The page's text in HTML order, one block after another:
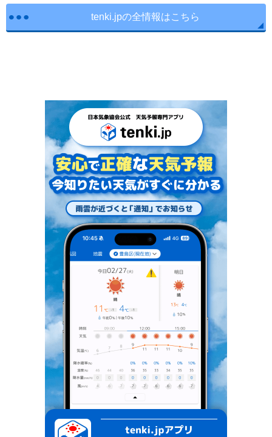
tenki.jpの全情報はこちら